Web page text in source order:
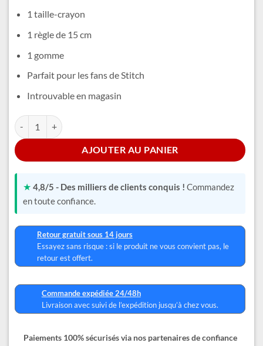
1 taille-crayon
1 règle de 15 cm
1 gomme
Parfait pour les fans de Stitch
Introuvable en magasin
quantité de Set Papeterie Stitch​
AJOUTER AU PANIER
Alternative:
★ 4,8/5 - Des milliers de clients conquis ! Commandez
en toute confiance.
Retour gratuit sous 14 jours
Essayez sans risque : si le produit ne vous convient pas, le
retour est offert.
Commande expédiée 24/48h
Livraison avec suivi de l’expédition jusqu’à chez vous.
Paiements 100% sécurisés via nos partenaires de confiance